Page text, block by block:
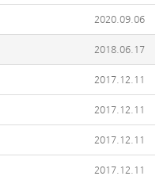
2020.09.06
2018.06.17
2017.12.11
2017.12.11
2017.12.11
2017.12.11